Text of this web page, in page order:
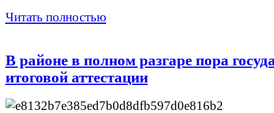
Читать полностью
В районе в полном разгаре пора
итоговой аттестации